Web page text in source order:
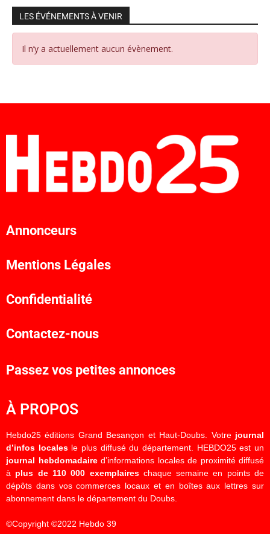
LES ÉVÉNEMENTS À VENIR
Il n’y a actuellement aucun évènement.
Annonceurs
Mentions Légales
Confidentialité
Contactez-nous
Passez vos petites annonces
À PROPOS
Hebdo25 éditions Grand Besançon et Haut-Doubs. Votre journal
d’infos localesle plus diffusé du département. HEBDO25 est un
journal hebdomadaired’informations locales de proximité diffusé
à plus de 110 000 exemplaireschaque semaine en points de
dépôts dans vos commerces locaux et en boîtes aux lettres sur
abonnement dans le département du Doubs.
©Copyright ©2022 Hebdo 39